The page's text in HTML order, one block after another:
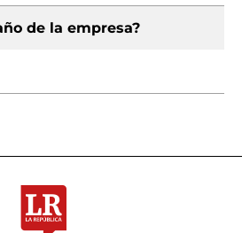
de la empresa?